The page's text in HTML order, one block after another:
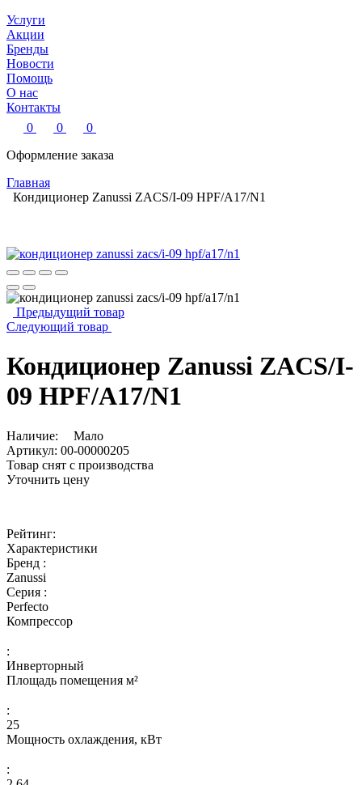
Услуги
Акции
Бренды
Новости
Помощь
О нас
Контакты
0
0
0
Оформление заказа
Главная
Кондиционер Zanussi ZACS/I-09 HPF/A17/N1
Предыдущий товар
Следующий товар
Кондиционер Zanussi ZACS/I-
09 HPF/A17/N1
Наличие:
Мало
Артикул: 00-00000205
Товар снят с производства
Уточнить цену
Рейтинг:
Характеристики
Бренд :
Zanussi
Серия :
Perfecto
Компрессор
:
Инверторный
Площадь помещения м²
:
25
Мощность охлаждения, кВт
: